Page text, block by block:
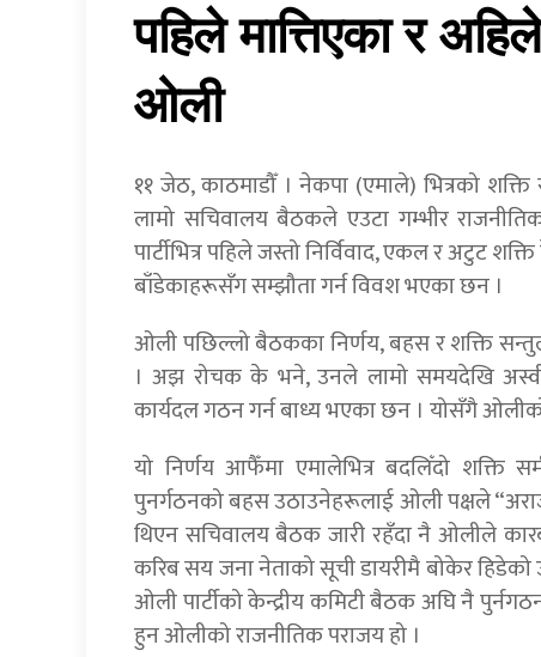
पहिले मात्तिएका र
ओली
११ जेठ, काठमाडौँ । नेकपा (एमाले) भित्रको
लामो सचिवालय बैठकले एउटा गम्भीर
पार्टीभित्र पहिले जस्तो निर्विवाद, एकल र अटुट
बाँडेकाहरूसँग सम्झौता गर्न विवश भएका छन ।
ओली पछिल्लो बैठकका निर्णय, बहस र शक्ति
। अझ रोचक के भने, उनले लामो समयदेखि
कार्यदल गठन गर्न बाध्य भएका छन । योसँगै
यो निर्णय आफैँमा एमालेभित्र बदलिँदो
पुनर्गठनको बहस उठाउनेहरूलाई ओली पक्षले
थिएन सचिवालय बैठक जारी रहँदा नै ओलीले
करिब सय जना नेताको सूची डायरीमै बोकेर
ओली पार्टीको केन्द्रीय कमिटी बैठक अघि नै
हुन ओलीको राजनीतिक पराजय हो ।